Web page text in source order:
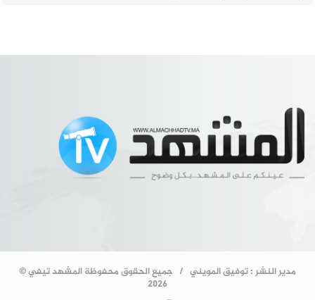
مدير النشر : توفيق المويني / جميع الحقوق محفوظة المشهد تيفي ©
2026